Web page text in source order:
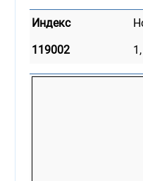
Индекс
119002